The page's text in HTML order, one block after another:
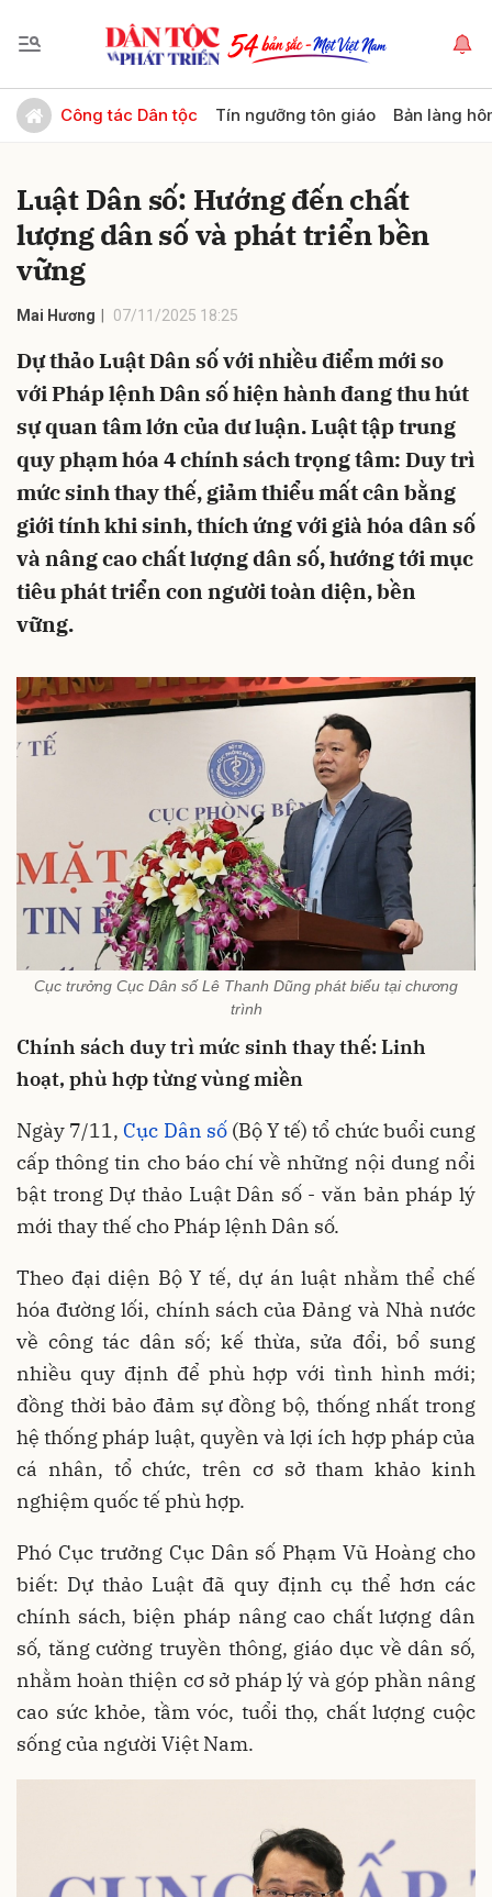
Công tác Dân tộc Tín ngưỡng tôn giáo Bản làng
Luật Dân số: Hướng đến chất
lượng dân số và phát triển bền
vững
Mai Hương 07/11/2025 18:25
Dự thảo Luật Dân số với nhiều điểm mới so
với Pháp lệnh Dân số hiện hành đang thu hút
sự quan tâm lớn của dư luận. Luật tập trung
quy phạm hóa 4 chính sách trọng tâm: Duy trì
mức sinh thay thế, giảm thiểu mất cân bằng
giới tính khi sinh, thích ứng với già hóa dân số
và nâng cao chất lượng dân số, hướng tới mục
tiêu phát triển con người toàn diện, bền
vững.
Cục trưởng Cục Dân số Lê Thanh Dũng phát biểu tại chương
trình
Chính sách duy trì mức sinh thay thế: Linh
hoạt, phù hợp từng vùng miền
Ngày 7/11, Cục Dân số(Bộ Y tế) tổ chức buổi cung
cấp thông tin cho báo chí về những nội dung nổi
bật trong Dự thảo Luật Dân số - văn bản pháp lý
mới thay thế cho Pháp lệnh Dân số.
Theo đại diện Bộ Y tế, dự án luật nhằm thể chế
hóa đường lối, chính sách của Đảng và Nhà nước
về công tác dân số; kế thừa, sửa đổi, bổ sung
nhiều quy định để phù hợp với tình hình mới;
đồng thời bảo đảm sự đồng bộ, thống nhất trong
hệ thống pháp luật, quyền và lợi ích hợp pháp của
cá nhân, tổ chức, trên cơ sở tham khảo kinh
nghiệm quốc tế phù hợp.
Phó Cục trưởng Cục Dân số Phạm Vũ Hoàng cho
biết: Dự thảo Luật đã quy định cụ thể hơn các
chính sách, biện pháp nâng cao chất lượng dân
số, tăng cường truyền thông, giáo dục về dân số,
nhằm hoàn thiện cơ sở pháp lý và góp phần nâng
cao sức khỏe, tầm vóc, tuổi thọ, chất lượng cuộc
sống của người Việt Nam.
Gửi bình luận